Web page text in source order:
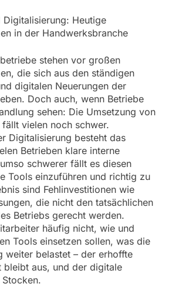
Digitalisierung: Heutige
in der Handwerksbranche
stehen vor großen
die sich aus den ständigen
digitalen Neuerungen der
Doch auch, wenn Betriebe
sehen: Die Umsetzung von
fällt vielen noch schwer.
Digitalisierung besteht das
Betrieben klare interne
schwerer fällt es diesen
Tools einzuführen und richtig zu
sind Fehlinvestitionen wie
die nicht den tatsächlichen
Betriebs gerecht werden.
häufig nicht, wie und
Tools einsetzen sollen, was die
weiter belastet – der erhoffte
bleibt aus, und der digitale